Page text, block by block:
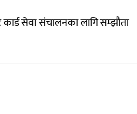
कार्ड सेवा संचालनका लागि सम्झौता